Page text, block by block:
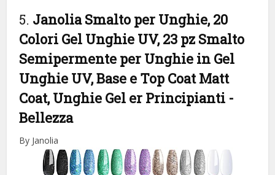
5. Janolia Smalto per Unghie, 20
Colori Gel Unghie UV, 23 pz Smalto
Semipermente per Unghie in Gel
Unghie UV, Base e Top Coat Matt
Coat, Unghie Gel er Principianti -
Bellezza
By Janolia